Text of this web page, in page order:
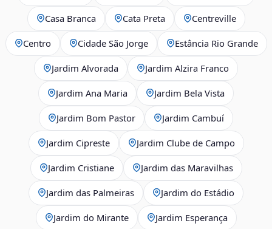
Casa Branca Cata Preta Centreville
Centro Cidade São Jorge Estância Rio Grande
Jardim Alvorada Jardim Alzira Franco
Jardim Ana Maria Jardim Bela Vista
Jardim Bom Pastor Jardim Cambuí
Jardim Cipreste Jardim Clube de Campo
Jardim Cristiane Jardim das Maravilhas
Jardim das Palmeiras Jardim do Estádio
Jardim do Mirante Jardim Esperança